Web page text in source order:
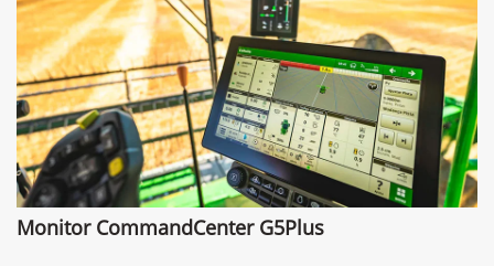
Monitor CommandCenter G5Plus